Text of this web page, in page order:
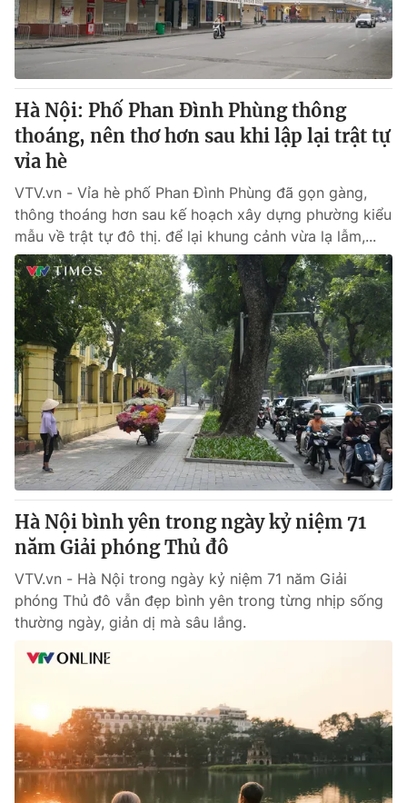
Sản phẩm
Thị trường
Tư vấn
Lịch phát sóng
Chuyên mục khác
Emagazine Podcast
Photo Infographic
Video Shorts video
VTV Money VTV Thể thao
VTV Sức khoẻ Bất động sản
Thị trường 24h Tấm lòng Việt
VTV4 Vươn mình bằng AI
VTV9
Liên hệ tòa soạn
THỜI BÁO VTV
Theo dõi báo trên
Cơ quan chủ quản:Đài Truyền hình Việt Nam
Cơ quan báo chí:Thời báo VTV
Hà Nội: Phố Phan Đình Phùng thông
thoáng, nên thơ hơn sau khi lập lại trật tự
vỉa hè
VTV.vn - Vỉa hè phố Phan Đình Phùng đã gọn gàng,
thông thoáng hơn sau kế hoạch xây dựng phường kiểu
mẫu về trật tự đô thị. để lại khung cảnh vừa lạ lẫm,...
Hà Nội bình yên trong ngày kỷ niệm 71
năm Giải phóng Thủ đô
VTV.vn - Hà Nội trong ngày kỷ niệm 71 năm Giải
phóng Thủ đô vẫn đẹp bình yên trong từng nhịp sống
thường ngày, giản dị mà sâu lắng.